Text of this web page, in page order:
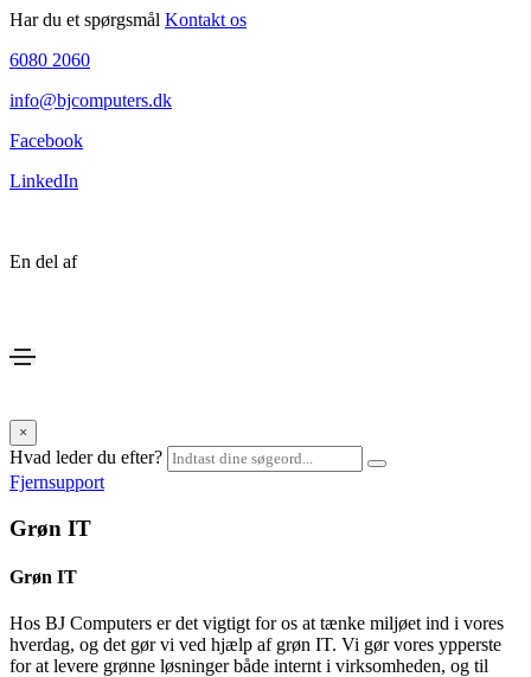
Har du et spørgsmål Kontakt os
6080 2060
info@bjcomputers.dk
Facebook
LinkedIn
En del af
×
Hvad leder du efter?
Fjernsupport
Grøn IT
Grøn IT
Hos BJ Computers er det vigtigt for os at tænke miljøet ind i vores
hverdag, og det gør vi ved hjælp af grøn IT. Vi gør vores ypperste
for at levere grønne løsninger både internt i virksomheden, og til